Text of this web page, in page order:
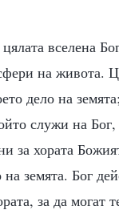
вселена
на живота.
дело на
служи на
за хората
земята. Бог
за да